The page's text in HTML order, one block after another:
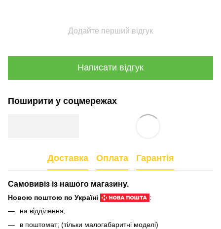
Додайте перший відгук
Написати відгук
Поширити у соцмережах
Доставка Оплата Гарантія
Самовивіз із нашого магазину.
Новою поштою по Україні
:
на відділення;
в поштомат; (тільки малогабаритні моделі)